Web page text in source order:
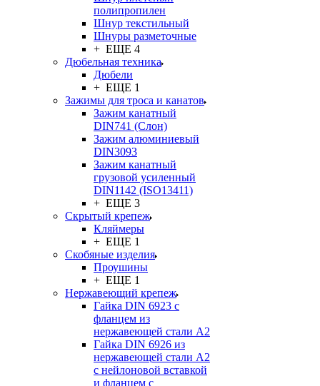
полипропилен
Шнур текстильный
Шнуры разметочные
+ ЕЩЕ 4
Дюбельная техника
Дюбели
+ ЕЩЕ 1
Зажимы для троса и канатов
Зажим канатный
DIN741 (Cлон)
Зажим алюминиевый
DIN3093
Зажим канатный
грузовой усиленный
DIN1142 (ISO13411)
+ ЕЩЕ 3
Скрытый крепеж
Кляймеры
+ ЕЩЕ 1
Скобяные изделия
Проушины
+ ЕЩЕ 1
Нержавеющий крепеж
Гайка DIN 6923 с
фланцем из
нержавеющей стали А2
Гайка DIN 6926 из
нержавеющей стали А2
с нейлоновой вставкой
и фланцем с